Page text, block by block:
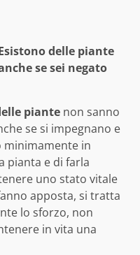
delle piante
se sei negato
piante non sanno
se si impegnano e
minimamente in
pianta e di farla
uno stato vitale
apposta, si tratta
lo sforzo, non
in vita una